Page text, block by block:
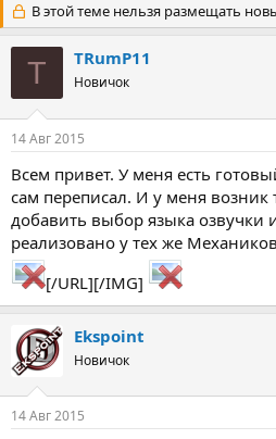
т
о
р
т
м
т
а
н
ч
а
В этой теме нельзя размещать
T TRumP11
Новичок
14 Авг 2015
Всем привет. У меня есть
сам переписал. И у меня возник
добавить выбор языка озвучки и
реализовано у тех же
[/URL][/IMG]
Ekspoint
Новичок
14 Авг 2015